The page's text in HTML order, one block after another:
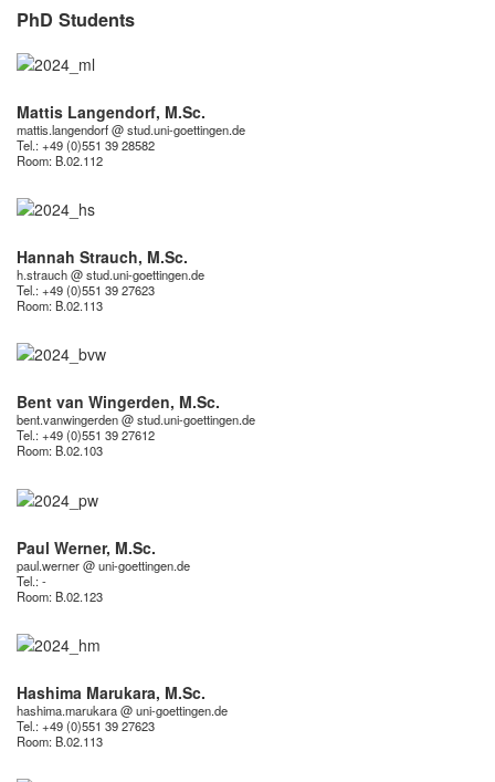
PhD Students
Mattis Langendorf, M.Sc.
mattis.langendorf @ stud.uni-goettingen.de
Tel.: +49 (0)551 39 28582
Room:B.02.112
Hannah Strauch, M.Sc.
h.strauch @ stud.uni-goettingen.de
Tel.: +49 (0)551 39 27623
Room:B.02.113
Bent van Wingerden, M.Sc.
bent.vanwingerden @ stud.uni-goettingen.de
Tel.: +49 (0)551 39 27612
Room:B.02.103
Paul Werner, M.Sc.
paul.werner @ uni-goettingen.de
Tel.: -
Room:B.02.123
Hashima Marukara, M.Sc.
hashima.marukara @ uni-goettingen.de
Tel.: +49 (0)551 39 27623
Room:B.02.113